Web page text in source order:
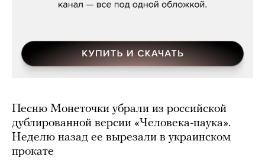
Песню Монеточки убрали из российской
дублированной версии «Человека-паука».
Неделю назад ее вырезали в украинском
прокате